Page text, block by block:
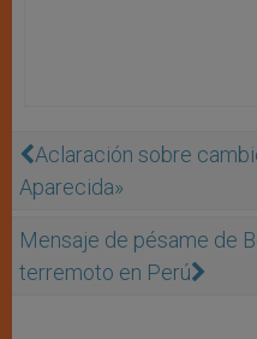
Aclaración sobre
Aparecida»
Mensaje de pésame de
terremoto en Perú